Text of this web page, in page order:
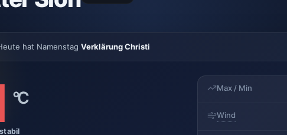
hat Namenstag Verklärung Christi
°C
Max / Min
Wind